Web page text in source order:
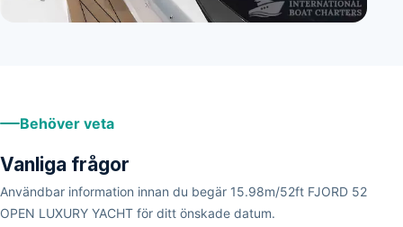
Behöver veta
Vanliga frågor
Användbar information innan du begär 15.98m/52ft FJORD 52
OPEN LUXURY YACHT för ditt önskade datum.